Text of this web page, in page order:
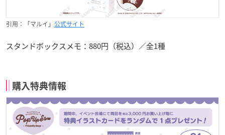
引用：「マルイ」 公式サイト
スタンドボックスメモ：880円（税込）／全1種
購入特典情報